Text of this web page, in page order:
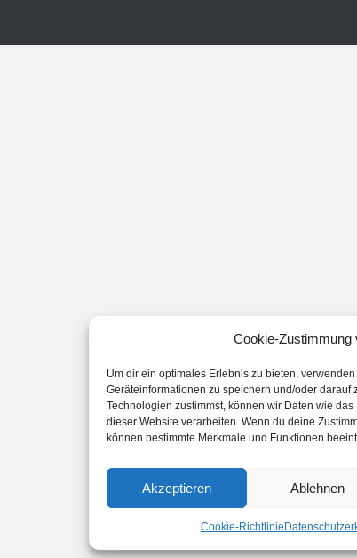
Cookie-Zustimmung
Um dir ein optimales Erlebnis zu bieten,
Geräteinformationen zu speichern und/oder darauf
Technologien zustimmst, können wir Daten wie
dieser Website verarbeiten. Wenn du deine
können bestimmte Merkmale und Funktionen
Akzeptieren Ablehnen
Cookie-Richtlinie